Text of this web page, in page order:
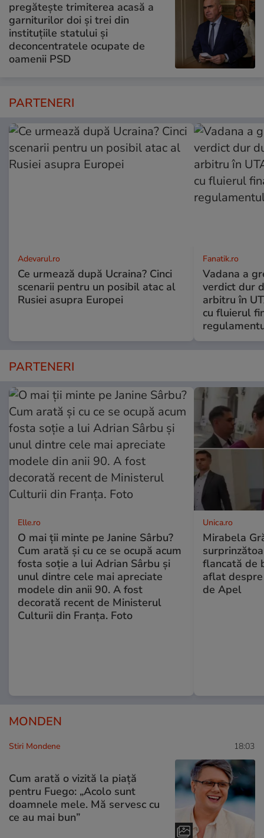
pregătește trimiterea acasă a
garniturilor doi și trei din
instituțiile statului și
deconcentratele ocupate de
oamenii PSD
PARTENERI
Adevarul.ro
Ce urmează după Ucraina? Cinci
scenarii pentru un posibil atac al
Rusiei asupra Europei
Fanatik.ro
Vadana a
verdict dur
arbitru în
cu fluierul
PARTENERI
Elle.ro
O mai ții minte pe Janine Sârbu?
Cum arată și cu ce se ocupă acum
fosta soție a lui Adrian Sârbu și
unul dintre cele mai apreciate
modele din anii 90. A fost
decorată recent de Ministerul
Culturii din Franța. Foto
Unica.ro
Mirabela
flancată de
aflat
de Apel
MONDEN
Stiri Mondene 18:03
Cum arată o vizită la piață
pentru Fuego: „Acolo sunt
doamnele mele. Mă servesc cu
ce au mai bun”